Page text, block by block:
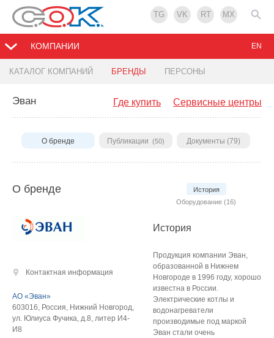
TG VK RT MX
КОМПАНИИ
КАТАЛОГ КОМПАНИЙ БРЕНДЫ ПЕРСОНЫ
EN
Сервисные центры
Где купить
Эван
О бренде Публикации (50) Документы (79)
О бренде
История
Оборудование (16)
Контактная информация
АО «Эван»
603016, Россия, Нижний Новгород,
ул. Юлиуса Фучика, д.8, литер И4-
И8
История
Продукция компании Эван,
образованной в Нижнем
Новгороде в 1996 году, хорошо
известна в России.
Электрические котлы и
водонагреватели
производимые под маркой
Эван стали очень